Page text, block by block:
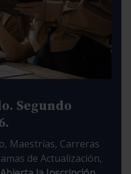
Segundo
Maestrías, Carreras
de Actualización,